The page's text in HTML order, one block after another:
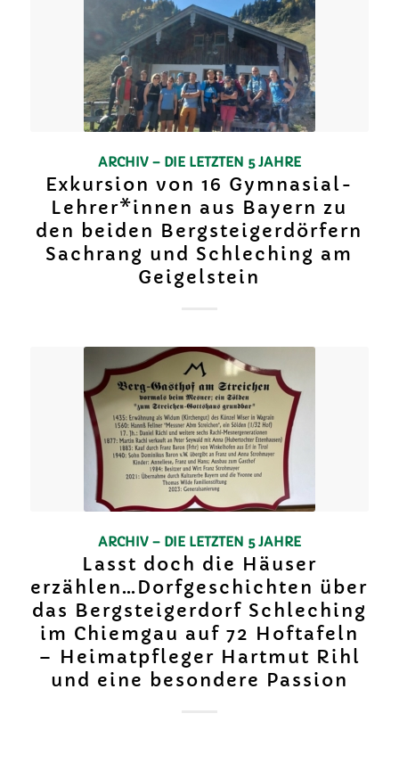
ARCHIV – DIE LETZTEN 5 JAHRE
Exkursion von 16 Gymnasial-
Lehrer*innen aus Bayern zu
den beiden Bergsteigerdörfern
Sachrang und Schleching am
Geigelstein
ARCHIV – DIE LETZTEN 5 JAHRE
Lasst doch die Häuser
erzählen…Dorfgeschichten über
das Bergsteigerdorf Schleching
im Chiemgau auf 72 Hoftafeln
– Heimatpfleger Hartmut Rihl
und eine besondere Passion